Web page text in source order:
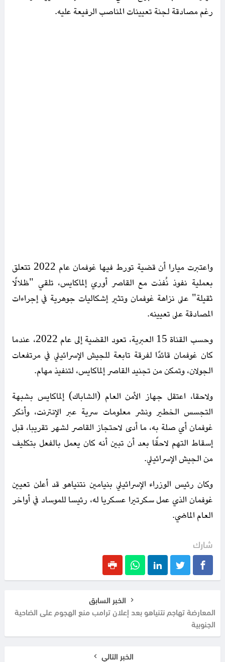
رغم مصادقة لجنة تعيينات المناصب الرفيعة عليه.
واعتبرت ميارا أن قضية تورط فيها غوفمان عام 2022 تتعلق
بعملية نفوذ نُفذت مع القاصر أوري إلماكايس، تلقي "ظلالًا
ثقيلة" على نزاهة غوفمان وتثير إشكاليات جوهرية في إجراءات
المصادقة على تعيينه.
وحسب القناة 15 العبرية، تعود القضية إلى عام 2022، عندما
كان غوفمان قائدًا لفرقة تابعة للجيش الإسرائيلي في مرتفعات
الجولان، وتمكن من تجنيد القاصر إلماكايس، لتنفيذ مهام.
ولاحقا، اعتقل جهاز الأمن العام (الشاباك) إلماكايس بشبهة
التجسس الخطير ونشر معلومات سرية عبر الإنترنت، وأنكر
غوفمان أي صلة به، ما أدى لاحتجاز القاصر لشهر تقريبا، قبل
إسقاط التهم لاحقًا بعد أن تبين أنه كان يعمل بالفعل بتكليف
من الجيش الإسرائيلي.
وكان رئيس الوزراء الإسرائيلي بنيامين نتنياهو قد أعلن تعيين
غوفمان الذي عمل سكرتيرا عسكريا له، رئيسا للموساد في أواخر
العام الماضي.
شارك
الخبر السابق
المعارضة تهاجم نتنياهو بعد إعلان ترامب منع الهجوم على الضاحية
الجنوبية
الخبر التالي